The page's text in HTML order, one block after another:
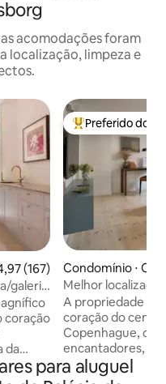
acomodações foram
localização, limpeza e
de uma avaliação média de
(167)
galeria
coração
de
Entre os
Preferido dos
Condomínio ⋅
Melhor
banheiros de CPH
A propriedade
coração do
Copenhague,
encantadores,
lojas únicas. Ao
belo Rosenborg
para aluguel